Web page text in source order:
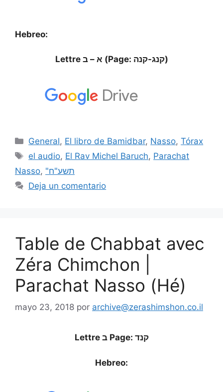
Hebreo:
Lettre א – ב (Page: קנג-קנה)
General, El libro de Bamidbar, Nasso,Tórax
el audio, El Rav Michel Baruch, Parachat
Nasso,
"תשע"ח
Deja un comentario
Table de Chabbat avec
Zéra Chimchon |
Parachat Nasso (Hé)
mayo 23, 2018 por archive@zerashimshon.co.il
Lettre ב Page: קנד
Hebreo: